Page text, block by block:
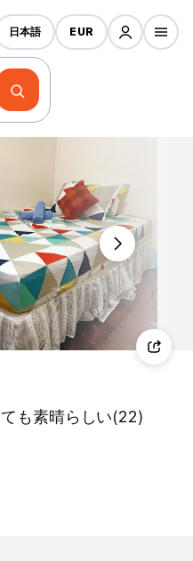
日本語 EUR
も素晴らしい(22)